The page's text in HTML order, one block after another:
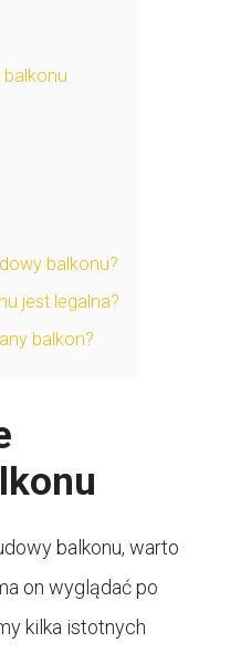
balkonu?
jest legalna?
balkon?
balkonu, warto
on wyglądać po
kilka istotnych